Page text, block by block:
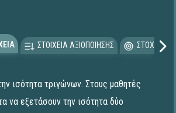
ΣΤΟΙΧΕΙΑ ΑΞΙΟΠΟΙΗΣΗΣ
ισότητα τριγώνων. Στους μαθητές
να εξετάσουν την ισότητα δύο